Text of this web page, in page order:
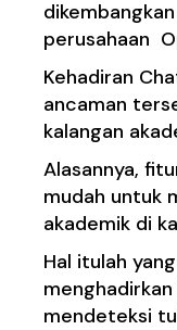
perusahaan
Kehadiran
ancaman
kalangan
Alasannya,
mudah untuk
akademik di
Hal itulah
mendeteksi